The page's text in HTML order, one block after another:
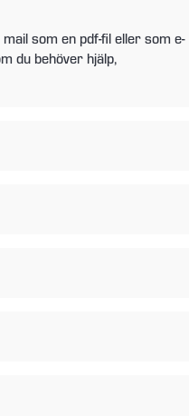
som en pdf-fil eller som e-
du behöver hjälp,